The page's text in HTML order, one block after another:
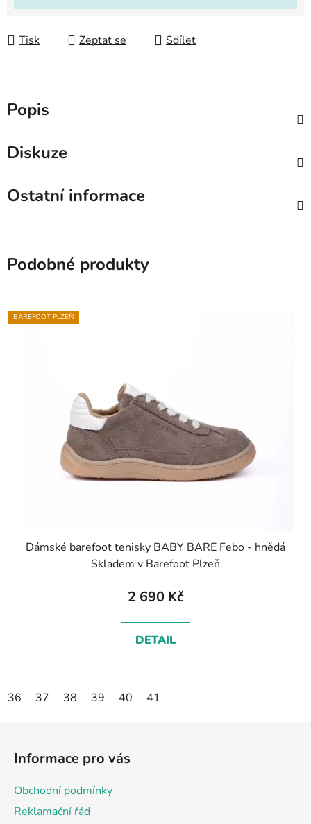
Tisk Zeptat se Sdílet
Popis
Diskuze
Ostatní informace
Podobné produkty
BAREFOOT PLZEŇ
Dámské barefoot tenisky BABY BARE Febo - hnědá
Skladem v Barefoot Plzeň
2 690 Kč
DETAIL
36 37 38 39 40 41
Informace pro vás
Obchodní podmínky
Reklamační řád